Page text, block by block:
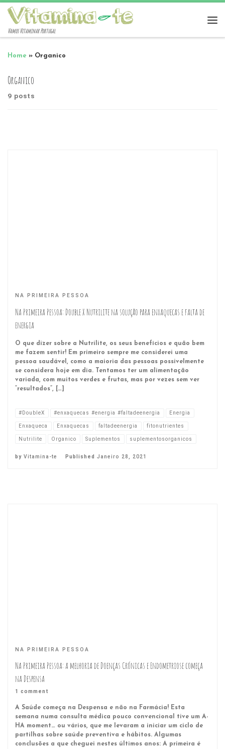
Vamos Vitaminar Portugal
Home » Organico
Organico
9 posts
NA PRIMEIRA PESSOA
Na Primeira Pessoa: Double X Nutrilite na solução para enxaquecas e falta de
energia
O que dizer sobre a Nutrilite, os seus benefícios e quão bem
me fazem sentir! Em primeiro sempre me considerei uma
pessoa saudável, como a maioria das pessoas possivelmente
se considera hoje em dia. Tentamos ter um alimentação
variada, com muitos verdes e frutas, mas por vezes sem ver
“resultados”, […]
#DoubleX #enxaquecas #energia #faltadeenergia
Energia
Enxaqueca
Enxaquecas faltadeenergia
fitonutrientes
Nutrilite
Organico Suplementos suplementosorganicos
by Vitamina-te Published Janeiro 28, 2021
NA PRIMEIRA PESSOA
Na Primeira Pessoa: a melhoria de Doenças Crónicas e Endometriose começa
na Despensa
1 comment
A Saúde começa na Despensa e não na Farmácia! Esta
semana numa consulta médica pouco convencional tive um A-
HA moment… ou vários, que me levaram a iniciar um ciclo de
partilhas sobre saúde preventiva e hábitos. Algumas
conclusões a que cheguei nestes últimos anos: A primeira é